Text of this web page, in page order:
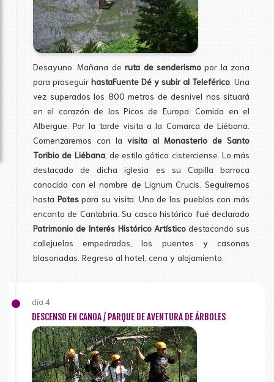
Desayuno. Mañana deruta de senderismopor la zona
para proseguir hastaFuente Dé y subir al Teleférico . Una
vez superados los 800 metros de desnivel nos situará
en el corazón de los Picos de Europa. Comida en el
Albergue. Por la tarde visita a la Comarca de Liébana.
Comenzaremos con la visita al Monasterio de Santo
Toribio de Liébana, de estilo gótico cisterciense. Lo más
destacado de dicha iglesia es su Capilla barroca
conocida con el nombre de Lignum Crucis. Seguiremos
hasta Potespara su visita. Uno de los pueblos con más
encanto de Cantabria. Su casco histórico fué declarado
Patrimonio de Interés Histórico Artísticodestacando sus
callejuelas empedradas, los puentes y casonas
blasonadas. Regreso al hotel, cena y alojamiento.
día 4
DESCENSO EN CANOA / PARQUE DE AVENTURA DE ÁRBOLES